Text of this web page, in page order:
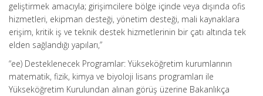
geliştirmek amacıyla; girişimcilere bölge içinde veya dışında ofis
hizmetleri, ekipman desteği, yönetim desteği, mali kaynaklara
erişim, kritik iş ve teknik destek hizmetlerinin bir çatı altında tek
elden sağlandığı yapıları,”
“ee) Desteklenecek Programlar: Yükseköğretim kurumlarının
matematik, fizik, kimya ve biyoloji lisans programları ile
Yükseköğretim Kurulundan alınan görüş üzerine Bakanlıkça